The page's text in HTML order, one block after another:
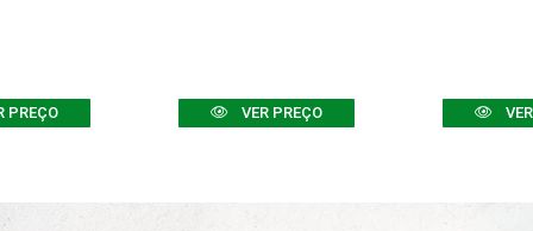
PREÇO VER PREÇO